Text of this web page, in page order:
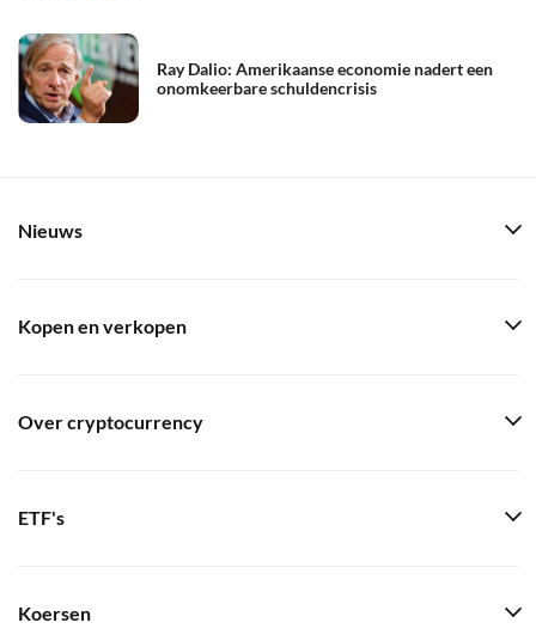
Ray Dalio: Amerikaanse economie nadert een
onomkeerbare schuldencrisis
Nieuws
Kopen en verkopen
Over cryptocurrency
ETF's
Koersen